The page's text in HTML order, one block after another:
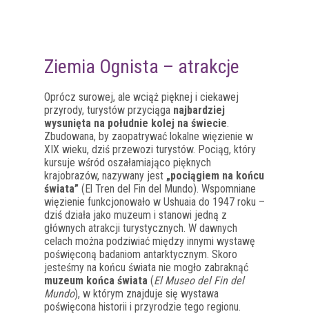
Ziemia Ognista – atrakcje
Oprócz surowej, ale wciąż pięknej i ciekawej
przyrody, turystów przyciąga najbardziej
wysunięta na południe kolej na świecie.
Zbudowana, by zaopatrywać lokalne więzienie w
XIX wieku, dziś przewozi turystów. Pociąg, który
kursuje wśród oszałamiająco pięknych
krajobrazów, nazywany jest „pociągiem na końcu
świata” (El Tren del Fin del Mundo). Wspomniane
więzienie funkcjonowało w Ushuaia do 1947 roku –
dziś działa jako muzeum i stanowi jedną z
głównych atrakcji turystycznych. W dawnych
celach można podziwiać między innymi wystawę
poświęconą badaniom antarktycznym. Skoro
jesteśmy na końcu świata nie mogło zabraknąć
muzeum końca świata (El Museo del Fin del
Mundo), w którym znajduje się wystawa
poświęcona historii i przyrodzie tego regionu.